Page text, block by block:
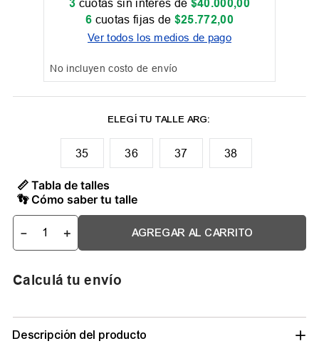
3 $40.000,00
6 cuotas fijas de $25.772,00
Ver todos los medios de pago
No incluyen costo de envío
35 36 37 38
📏 Tabla de talles
👣 Cómo saber tu talle
＋
－ AGREGAR AL CARRITO
Calculá tu envío
Descripción del producto